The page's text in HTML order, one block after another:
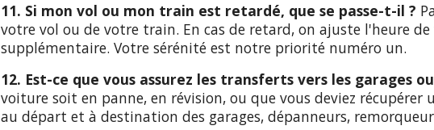
11. Si mon vol ou mon train est retardé, que se passe-t-il ?
votre vol ou de votre train. En cas de retard, on ajuste l'heure
supplémentaire. Votre sérénité est notre priorité numéro un.
12. Est-ce que vous assurez les transferts vers les garages
voiture soit en panne, en révision, ou que vous deviez
au départ et à destination des garages, dépanneurs,